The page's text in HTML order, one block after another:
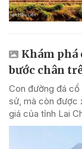
Khám phá
bước chân
Con đường đá cổ
sử, mà còn được
giá của tỉnh Lai